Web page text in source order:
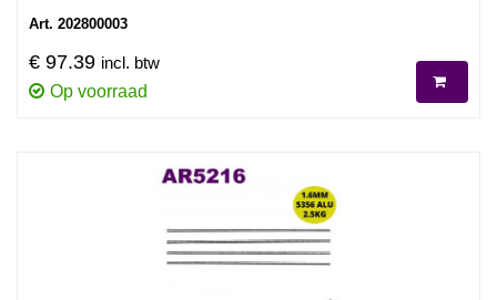
Art. 202800003
€ 97.39 incl. btw
Op voorraad